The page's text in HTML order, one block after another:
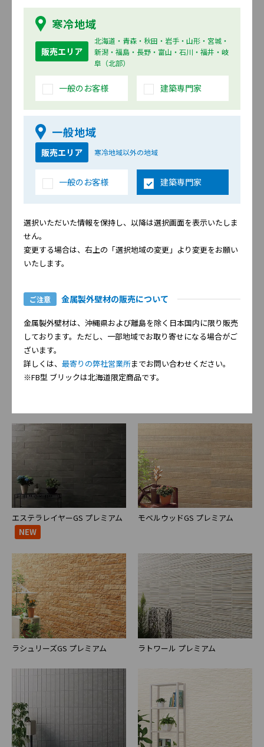
寒冷地域
販売エリア
北海道・青森・秋田・岩手・山形・宮城・
新潟・福島・長野・富山・石川・福井・岐
阜（北部）
一般のお客様 建築専門家
一般地域
販売エリア 寒冷地域以外の地域
一般のお客様 建築専門家
選択いただいた情報を保持し、以降は選択画面を表示いたしま
せん。
変更する場合は、右上の「選択地域の変更」より変更をお願い
いたします。
ご注意 金属製外壁材の販売について
金属製外壁材は、沖縄県および離島を除く日本国内に限り販売
しております。ただし、一部地域でお取り寄せになる場合がご
ざいます。
詳しくは、 最寄りの弊社営業所までお問い合わせください。
※FB型 ブリックは北海道限定商品です。
ビレリス プレミアム スプラン プレミアム
レイシェイド プレミアム アコルド プレミアム
セイフォン プレミアム
16mm厚 （6尺品）
エステラレイヤーGS プレミアム
NEW
モベルウッドGS プレミアム
ラシュリーズGS プレミアム ラトワール プレミアム